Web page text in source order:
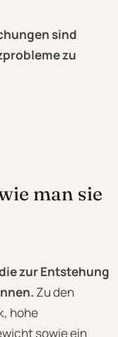
sind
zu
man sie
zur Entstehung
Zu den
hohe
sowie ein